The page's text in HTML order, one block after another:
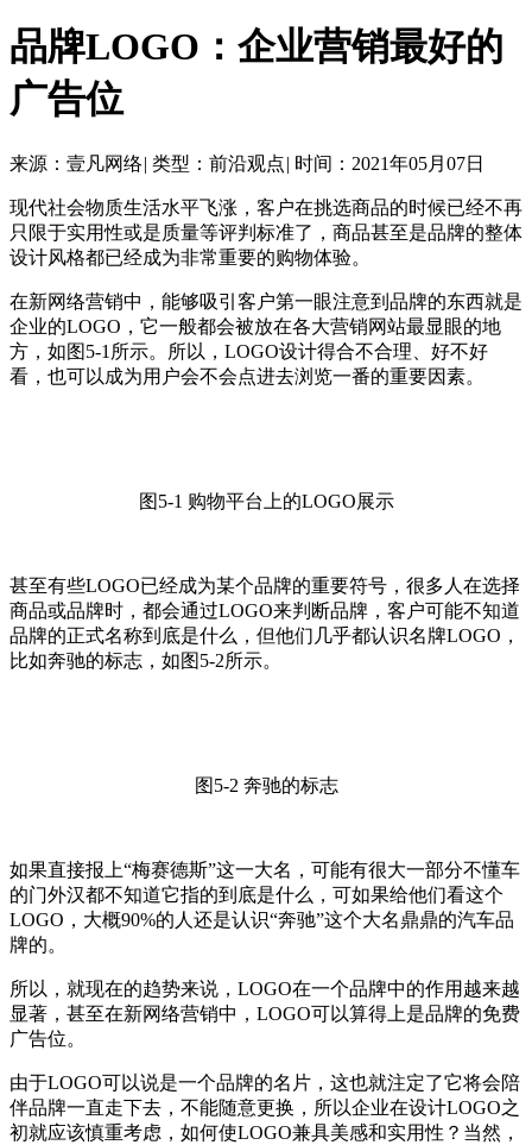
品牌LOGO：企业营销最好的
广告位
来源：壹凡网络| 类型：前沿观点| 时间：2021年05月07日
现代社会物质生活水平飞涨，客户在挑选商品的时候已经不再
只限于实用性或是质量等评判标准了，商品甚至是品牌的整体
设计风格都已经成为非常重要的购物体验。
在新网络营销中，能够吸引客户第一眼注意到品牌的东西就是
企业的LOGO，它一般都会被放在各大营销网站最显眼的地
方，如图5-1所示。所以，LOGO设计得合不合理、好不好
看，也可以成为用户会不会点进去浏览一番的重要因素。
图5-1 购物平台上的LOGO展示
甚至有些LOGO已经成为某个品牌的重要符号，很多人在选择
商品或品牌时，都会通过LOGO来判断品牌，客户可能不知道
品牌的正式名称到底是什么，但他们几乎都认识名牌LOGO，
比如奔驰的标志，如图5-2所示。
图5-2 奔驰的标志
如果直接报上“梅赛德斯”这一大名，可能有很大一部分不懂车
的门外汉都不知道它指的到底是什么，可如果给他们看这个
LOGO，大概90%的人还是认识“奔驰”这个大名鼎鼎的汽车品
牌的。
所以，就现在的趋势来说，LOGO在一个品牌中的作用越来越
显著，甚至在新网络营销中，LOGO可以算得上是品牌的免费
广告位。
由于LOGO可以说是一个品牌的名片，这也就注定了它将会陪
伴品牌一直走下去，不能随意更换，所以企业在设计LOGO之
初就应该慎重考虑，如何使LOGO兼具美感和实用性？当然，